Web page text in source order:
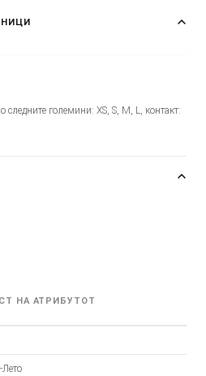
големини: XS, S, M, L, контакт:
НА АТРИБУТОТ